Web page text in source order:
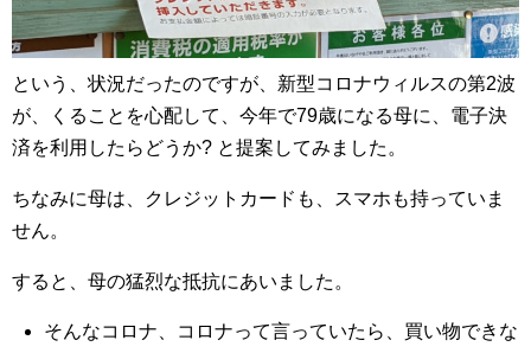
という、状況だったのですが、新型コロナウィルスの第2波
が、くることを心配して、今年で79歳になる母に、電子決
済を利用したらどうか? と提案してみました。
ちなみに母は、クレジットカードも、スマホも持っていま
せん。
すると、母の猛烈な抵抗にあいました。
そんなコロナ、コロナって言っていたら、買い物できな